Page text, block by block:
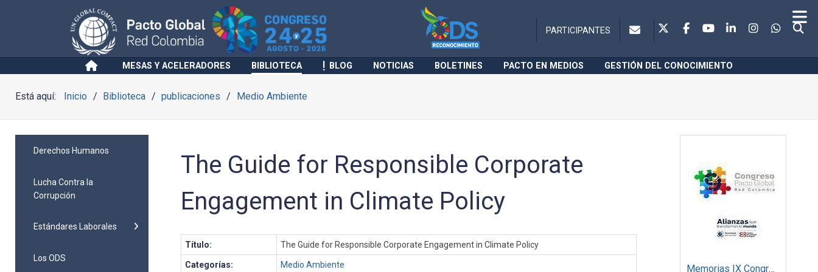
PARTICIPANTES
MESAS Y ACELERADORES BIBLIOTECA BLOG NOTICIAS BOLETINES PACTO EN MEDIOS GESTIÓN DEL CONOCIMIENTO
Está aquí: Inicio Biblioteca publicaciones Medio Ambiente
Derechos Humanos
Lucha Contra la
Corrupción
Estándares Laborales
Los ODS
The Guide for Responsible Corporate
Engagement in Climate Policy
Título: The Guide for Responsible Corporate Engagement in Climate Policy
Categorías: Medio Ambiente Memorias IX Congreso Pacto Global 2019